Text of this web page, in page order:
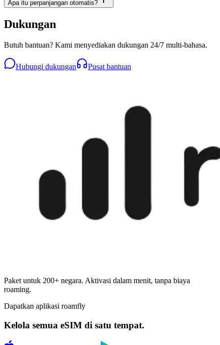
Apa itu perpanjangan otomatis?
Dukungan
Butuh bantuan? Kami menyediakan dukungan 24/7 multi-bahasa.
Hubungi dukungan Pusat bantuan
Paket untuk 200+ negara. Aktivasi dalam menit, tanpa biaya
roaming.
Dapatkan aplikasi roamfly
Kelola semua eSIM di satu tempat.